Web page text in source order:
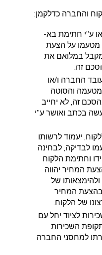
והחברה כדלקמן:
ע”י חתימת בא-
מטעמו על הצעת
במלואם את
זה.
החברה ו/או
מטעמה והסוטה
זה, לא יחייב
בכתב ואושר ע”י
יעמוד לרשותו
לבדיקה, לבחינה
וחתימת הלקוח
המחיר יהווה
של
בהצעת המחיר
של הלקוח.
לציוד יחל עם
השכירות
למחסני החברה